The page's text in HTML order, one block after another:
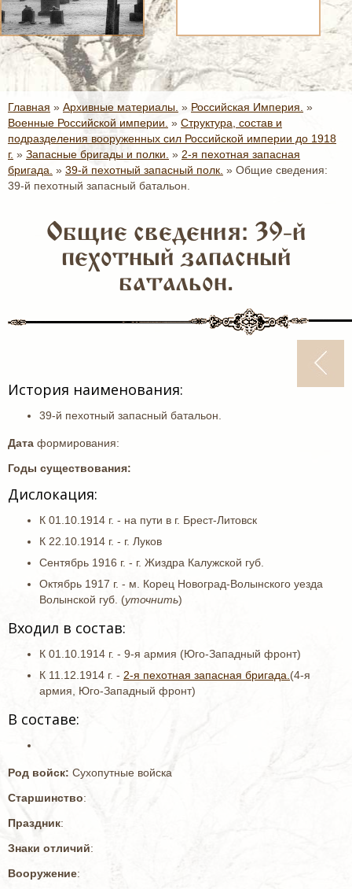
Главная » Архивные материалы. » Российская Империя. »
Военные Российской империи. » Структура, состав и
подразделения вооруженных сил Российской империи до 1918
г. » Запасные бригады и полки. » 2-я пехотная запасная
бригада. » 39-й пехотный запасный полк. » Общие сведения:
39-й пехотный запасный батальон.
Общие сведения: 39-й
пехотный запасный
батальон.
История наименования:
39-й пехотный запасный батальон.
Дата формирования:
Годы существования:
Дислокация:
К 01.10.1914 г. - на пути в г. Брест-Литовск
К 22.10.1914 г. - г. Луков
Сентябрь 1916 г. - г. Жиздра Калужской губ.
Октябрь 1917 г. - м. Корец Новоград-Волынского уезда
Волынской губ. (уточнить)
Входил в состав:
К 01.10.1914 г. - 9-я армия (Юго-Западный фронт)
К 11.12.1914 г. - 2-я пехотная запасная бригада. (4-я
армия, Юго-Западный фронт)
В составе:
Род войск: Сухопутные войска
Старшинство:
Праздник:
Знаки отличий:
Вооружение: